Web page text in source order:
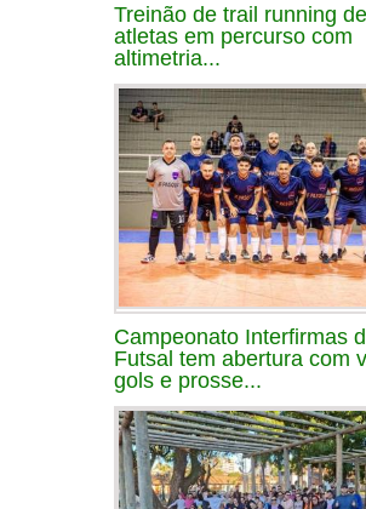
Treinão de trail running
atletas em percurso com
altimetria...
Campeonato Interfirmas
Futsal tem abertura com
gols e prosse...